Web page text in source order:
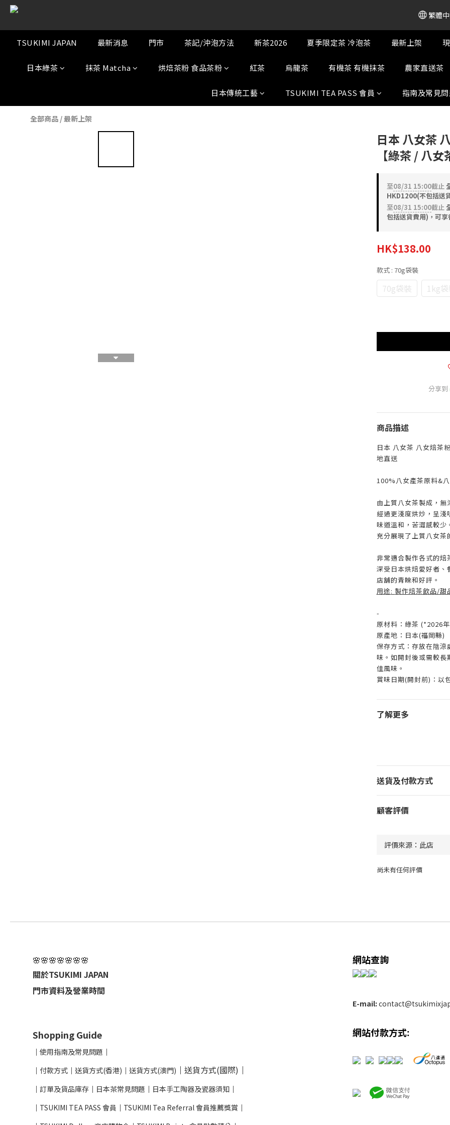
繁體
TSUKIMI JAPAN 最新消息 門市 茶記/沖泡方法 新茶2026 夏季限定茶 冷泡茶 最新上架
日本綠茶 抹茶 Matcha 烘焙茶粉 食品茶粉 紅茶 烏龍茶 有機茶 有機抹茶 農家直送茶
日本傳統工藝 TSUKIMI TEA PASS 會員 指南及常見
全部商品 /最新上架
日本 八女茶
【綠茶 / 八
至08/31 15:00截止
HKD1200(不包括送
至08/31 15:00截止
包括送貨費用)，可享
HK$138.00
款式 : 70g袋裝
70g袋裝 1kg
分享到
商品描述
日本 八女茶 八女焙茶
地直送
100%八女產茶原料&
由上質八女茶製成，無
經過更淺度烘炒，呈淺
味道溫和，苦澀感較少
充分展現了上質八女茶
非常適合製作各式的焙
深受日本烘焙愛好者、
店舖的青睞和好評。
用途: 製作焙茶飲品/甜
-
原材料：綠茶 (*2026
原產地：日本(福岡縣)
保存方式：存放在陰涼
味。如開封後或需較長
佳風味。
賞味日期(開封前)：以
了解更多
送貨及付款方式
顧客評價
尚未有任何評價
🌸🌸🌸🌸🌸🌸🌸
關於TSUKIMI JAPAN
門市資料及營業時間
網站查詢
E-mail:
Shopping Guide
│ 使用指南及常見問題 │
│ 付款方式 │ 送貨方式(香港) │ 送貨方式(澳門) │ 送貨方式(國際) │
│ 訂單及貨品庫存 │ 日本茶常見問題 │ 日本手工陶器及瓷器須知 │
│ TSUKIMI TEA PASS 會員 │ TSUKIMI Tea Referral 會員推薦獎賞 │
網站付款方式: